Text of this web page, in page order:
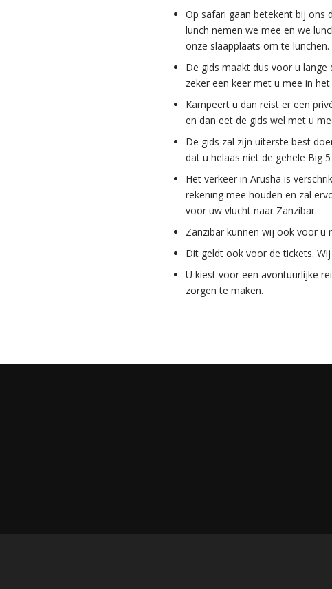
Op safari gaan betekent bij ons
lunch nemen we mee en we
onze slaapplaats om te lunchen.
De gids maakt dus voor u lange
zeker een keer met u mee in
Kampeert u dan reist er een
en dan eet de gids wel met u
De gids zal zijn uiterste best
dat u helaas niet de gehele Big
Het verkeer in Arusha is
rekening mee houden en zal
voor uw vlucht naar Zanzibar.
Zanzibar kunnen wij ook voor u
Dit geldt ook voor de tickets.
U kiest voor een avontuurlijke
zorgen te maken.